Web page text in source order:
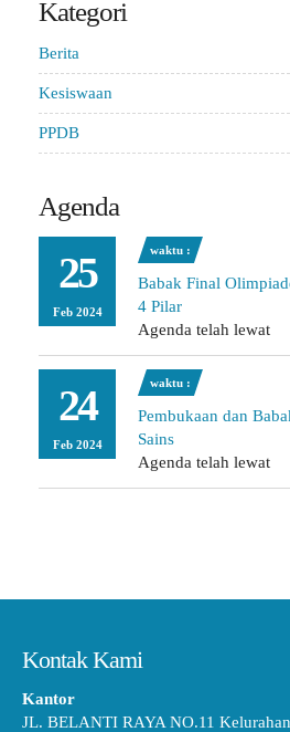
Kategori
Berita
Kesiswaan
PPDB
Agenda
25
Feb 2024
waktu :
Babak Final
4 Pilar
Agenda telah lewat
24
Feb 2024
waktu :
Pembukaan dan
Sains
Agenda telah lewat
Kontak Kami
Kantor
JL. BELANTI RAYA NO.11